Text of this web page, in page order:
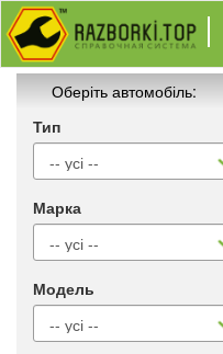
Оберіть автомобіль:
Тип
Марка
Модель